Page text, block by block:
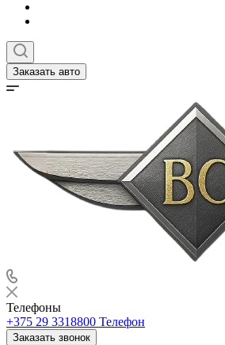
Заказать авто
Телефоны
+375 29 3318800 Телефон
Заказать звонок